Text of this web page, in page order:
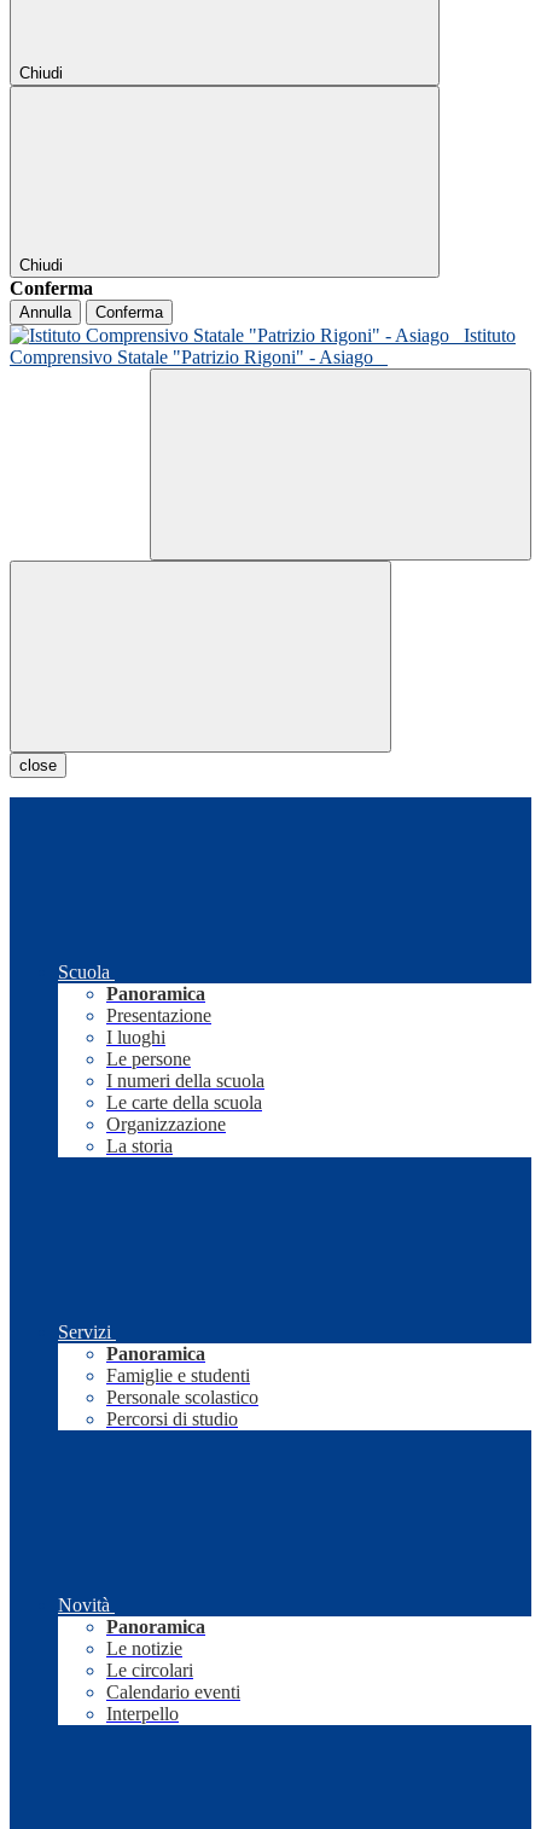
Chiudi
Chiudi
Conferma
Annulla Conferma
Istituto
Comprensivo Statale "Patrizio Rigoni" - Asiago
close
Scuola
Panoramica
Presentazione
I luoghi
Le persone
I numeri della scuola
Le carte della scuola
Organizzazione
La storia
Servizi
Panoramica
Famiglie e studenti
Personale scolastico
Percorsi di studio
Novità
Panoramica
Le notizie
Le circolari
Calendario eventi
Interpello